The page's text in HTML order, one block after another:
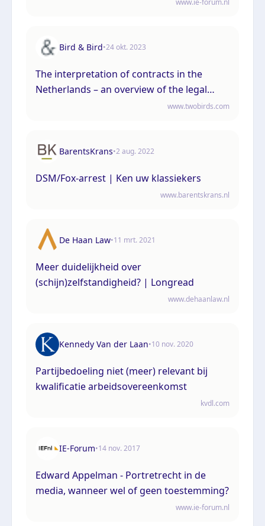
Bird & Bird•24 okt. 2023
The interpretation of contracts in the
Netherlands – an overview of the legal
www.twobirds.com
BarentsKrans•2 aug. 2022
DSM/Fox-arrest | Ken uw klassiekers
www.barentskrans.nl
De Haan Law•11 mrt. 2021
Meer duidelijkheid over
(schijn)zelfstandigheid? | Longread
www.dehaanlaw.nl
Kennedy Van der Laan•10 nov. 2020
Partijbedoeling niet (meer) relevant bij
kwalificatie arbeidsovereenkomst
kvdl.com
IE-Forum•14 nov. 2017
Edward Appelman - Portretrecht in de
media, wanneer wel of geen toestemming?
www.ie-forum.nl